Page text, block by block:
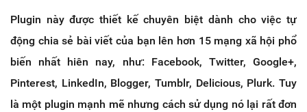
Plugin này được thiết kế chuyên biệt dành cho việc tự
động chia sẻ bài viết của bạn lên hơn 15 mạng xã hội phổ
biến nhất hiên nay, như: Facebook, Twitter, Google+,
Pinterest, LinkedIn, Blogger, Tumblr, Delicious, Plurk. Tuy
là một plugin mạnh mẽ nhưng cách sử dụng nó lại rất đơn